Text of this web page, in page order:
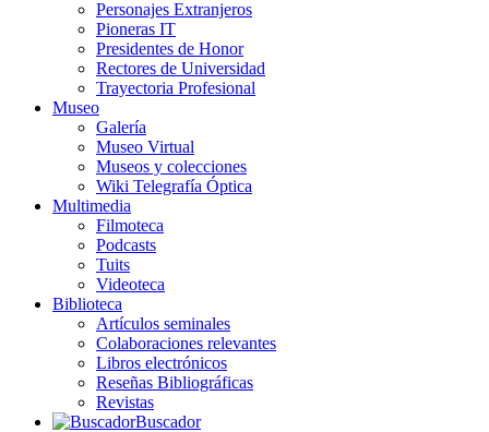
Personajes Extranjeros
Pioneras IT
Presidentes de Honor
Rectores de Universidad
Trayectoria Profesional
Museo
Galería
Museo Virtual
Museos y colecciones
Wiki Telegrafía Óptica
Multimedia
Filmoteca
Podcasts
Tuits
Videoteca
Biblioteca
Artículos seminales
Colaboraciones relevantes
Libros electrónicos
Reseñas Bibliográficas
Revistas
Buscador